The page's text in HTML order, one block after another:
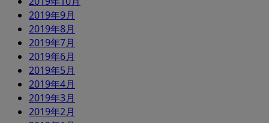
2019年9月
2019年8月
2019年7月
2019年6月
2019年5月
2019年4月
2019年3月
2019年2月